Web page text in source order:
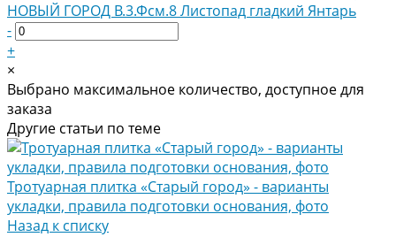
НОВЫЙ ГОРОД В.3.Фсм.8 Листопад гладкий Янтарь
-
+
×
Выбрано максимальное количество, доступное для
заказа
Другие статьи по теме
Тротуарная плитка «Старый город» - варианты
укладки, правила подготовки основания, фото
Назад к списку